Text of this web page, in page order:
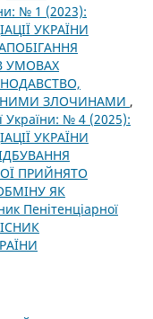
№ 1 (2023):
УКРАЇНИ
УМОВАХ
ЗЛОЧИНАМИ ,
України: № 4 (2025):
УКРАЇНИ
ПРИЙНЯТО
ЯК
Пенітенціарної